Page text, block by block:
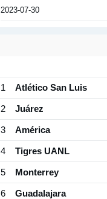
2023-07-30
1 Atlético San Luis
2 Juárez
3 América
4 Tigres UANL
5 Monterrey
6 Guadalajara